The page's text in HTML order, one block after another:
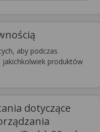
aby podczas
jakichkolwiek produktów
dotyczące